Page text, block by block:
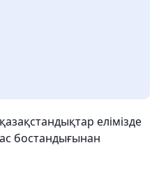
елімізде
бостандығынан